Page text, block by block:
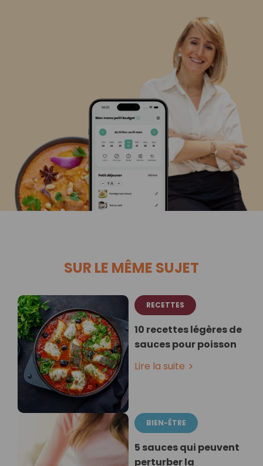
SUR LE MÊME SUJET
RECETTES
10 recettes légères de
sauces pour poisson
Lire la suite
BIEN-ÊTRE
5 sauces qui peuvent
perturber la